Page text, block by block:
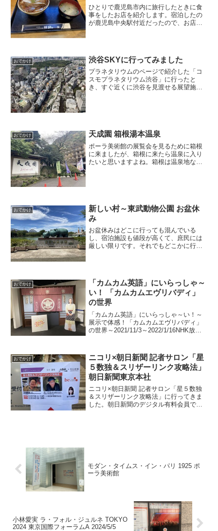
ひとりで鹿児島市内に旅行したときに食
事をしたお店を紹介します。宿泊したの
が鹿児島中央駅付近だったので、お店も
おでかけ 渋谷SKYに行ってみました
プラネタリウムのページで紹介した「コ
スモプラネタリウム渋谷」に行ったと
き、すぐ近くに渋谷を見渡せる展望施設
おでかけ 天成園 箱根湯本温泉
ポーラ美術館の展覧会を見るために箱根
に来ましたが、箱根に来たら温泉に入り
たいと思いますよね。箱根は温泉地なの
おでかけ
新しい村～東武動物公園 お盆休
み
お盆休みはどこに行っても混んでいる
し、宿泊施設も値段が高くて、庶民には
厳しい限りです。それでもどこかに行け
近くには東武動物公園も。こ...
おでかけ
「カムカム英語」にいらっしゃ～
い！ 「カムカムエヴリバディ」
の世界
「カムカム英語」にいらっしゃ～い！～
展示で体感！「カムカムエヴリバディ」
の世界～2021/11/3～2022/1/16NHK放送
で体感！「カムカムエヴリバディ」の世
界...
おでかけ
ニコリ×朝日新聞 記者サロン「星
５数独＆スリザーリンク攻略法」
朝日新聞東京本社
ニコリ×朝日新聞 記者サロン「星５数独
＆スリザーリンク攻略法」に行ってきま
した。朝日新聞のデジタル有料会員でな
モダン・タイムス・イン・パリ 1925 ポ
ーラ美術館
小林愛実 ラ・フォル・ジュルネ TOKYO
2024 東京国際フォーラムA 2024/5/5